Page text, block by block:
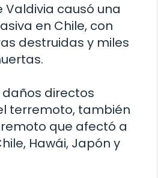
Valdivia causó una
en Chile, con
destruidas y miles
directos
terremoto, también
que afectó a
Hawái, Japón y